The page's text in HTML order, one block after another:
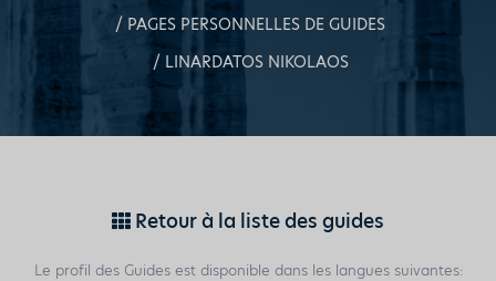
PAGES PERSONNELLES DE GUIDES
LINARDATOS NIKOLAOS
Retour à la liste des guides
Le profil des Guides est disponible dans les langues suivantes: